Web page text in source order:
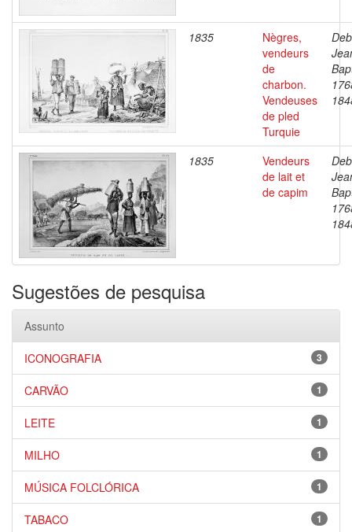
1835
Nègres,
vendeurs
de
charbon.
Vendeuses
de pled
Turquie
1835
Vendeurs
de lait et
de capim
Sugestões de pesquisa
Assunto
3
ICONOGRAFIA
1
CARVÃO
1
LEITE
1
MILHO
1
MÚSICA FOLCLÓRICA
1
TABACO